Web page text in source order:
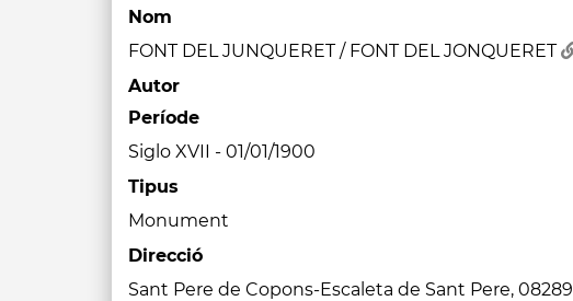
Nom
FONT DEL JUNQUERET / FONT DEL JONQUERET
Autor
Període
Siglo XVII - 01/01/1900
Tipus
Monument
Direcció
Sant Pere de Copons-Escaleta de Sant Pere, 08289